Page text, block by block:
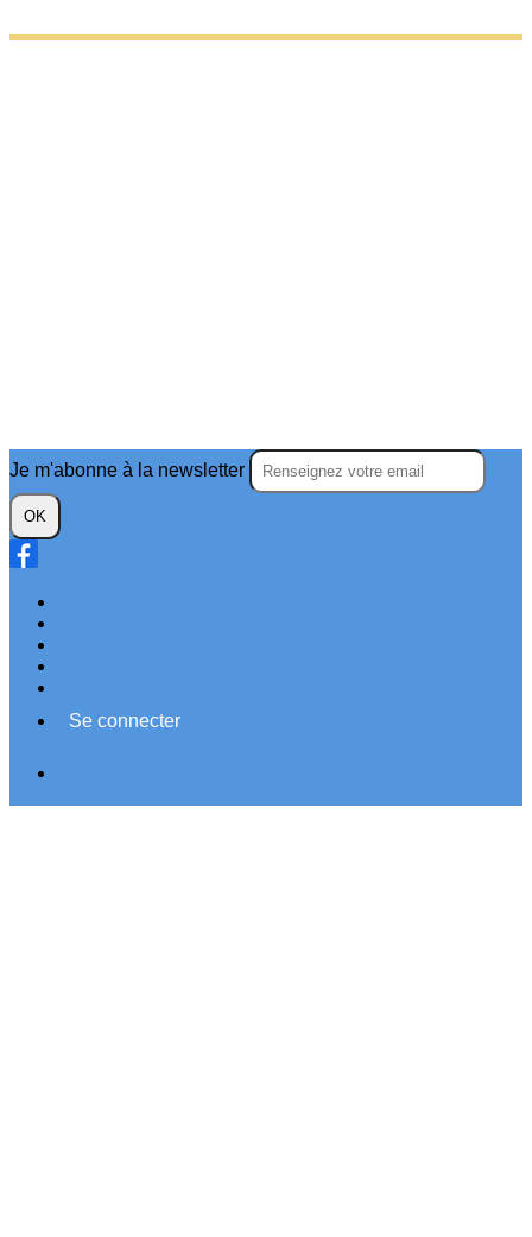
Je m'abonne à la newsletter
OK
Se connecter